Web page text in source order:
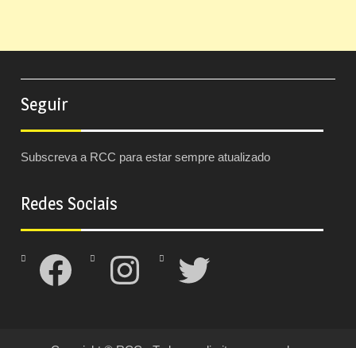
Seguir
Subscreva a RCC para estar sempre atualizado
Redes Sociais
Facebook Instagram Twitter